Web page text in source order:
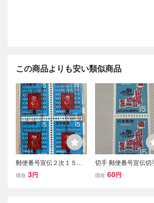
この商品よりも安い類似商品
郵便番号宣伝２次１５円
田形ブロック 中野44年
現在 3円
切手 郵便番号宣伝切
円 2枚セット 未使用
現在 60円